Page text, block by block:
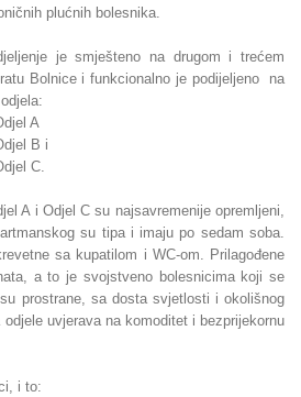
plućnih bolesnika.
je smješteno na drugom i trećem
Bolnice i funkcionalno je podijeljeno na
A
B i
C.
A i Odjel C su najsavremenije opremljeni,
su tipa i imaju po sedam soba.
sa kupatilom i WC-om. Prilagođene
a to je svojstveno bolesnicima koji se
prostrane, sa dosta svjetlosti i okolišnog
uvjerava na komoditet i bezprijekornu
i to: